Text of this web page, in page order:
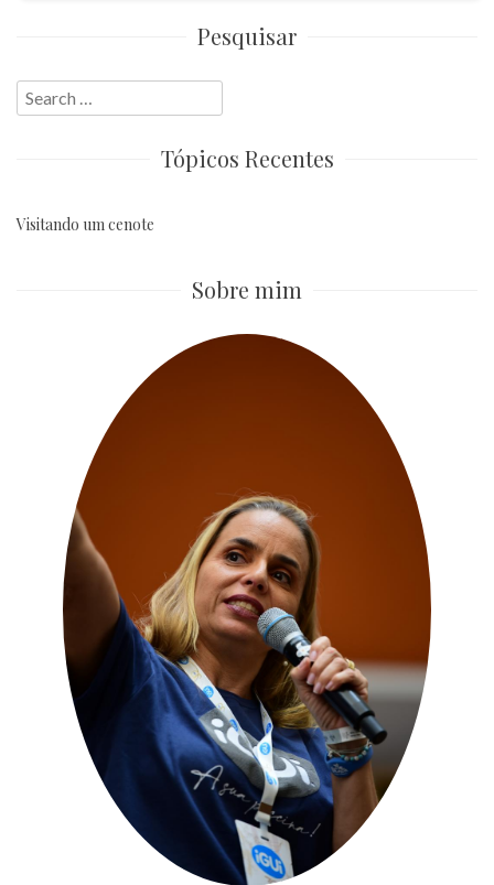
Pesquisar
Search
for:
Tópicos Recentes
Visitando um cenote
Sobre mim